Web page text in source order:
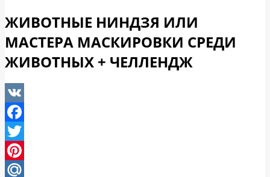
ЖИВОТНЫЕ НИНДЗЯ ИЛИ
МАСТЕРА МАСКИРОВКИ СРЕДИ
ЖИВОТНЫХ + ЧЕЛЛЕНДЖ
VK
Facebook
Twitter
Pinterest